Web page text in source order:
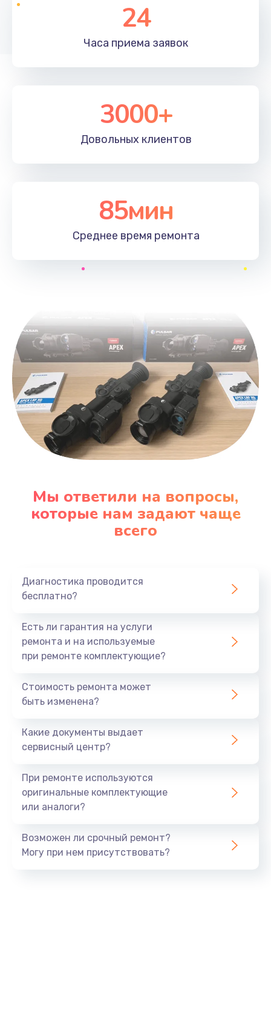
24
Часа приема заявок
3000+
Довольных клиентов
85мин
Среднее время ремонта
Мы ответили на вопросы,
которые нам задают чаще
всего
Диагностика проводится
бесплатно?
Есть ли гарантия на услуги
ремонта и на используемые
при ремонте комплектующие?
Стоимость ремонта может
быть изменена?
Какие документы выдает
сервисный центр?
При ремонте используются
оригинальные комплектующие
или аналоги?
Возможен ли срочный ремонт?
Могу при нем присутствовать?